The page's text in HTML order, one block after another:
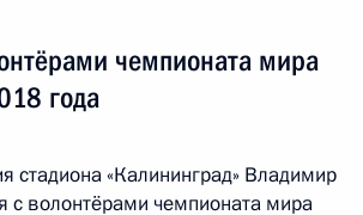
чемпионата мира
года
стадиона «Калининград» Владимир
с волонтёрами чемпионата мира